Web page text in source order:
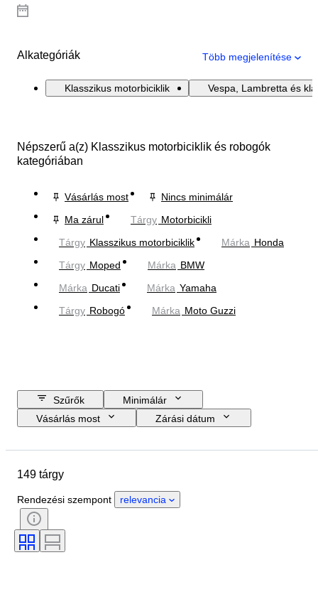
Alkategóriák Több megjelenítése
Klasszikus motorbiciklik Vespa, Lambretta és
Népszerű a(z) Klasszikus motorbiciklik és robogók
kategóriában
Vásárlás most
Nincs minimálár
Ma zárul
Tárgy Motorbicikli
Tárgy Klasszikus motorbiciklik Márka Honda
Tárgy Moped Márka BMW
Márka Ducati Márka Yamaha
Tárgy Robogó Márka Moto Guzzi
Szűrők
Minimálár
Vásárlás most
Zárási dátum
Country of origin
Extrák
Regsztrációs papírok
CoC (megfelelőségi tanúsítvány)
Original/ Replica
149 tárgy
Rendezési szempont relevancia